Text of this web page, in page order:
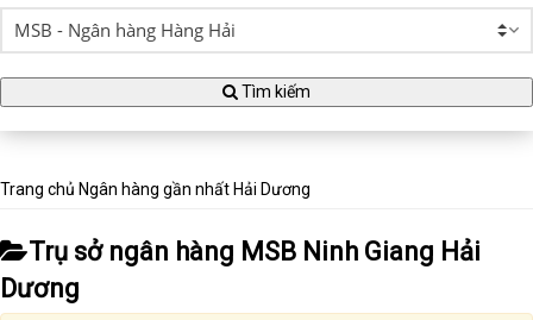
Tìm kiếm
Trang chủ Ngân hàng gần nhất Hải Dương
Trụ sở ngân hàng MSB Ninh Giang Hải
Dương